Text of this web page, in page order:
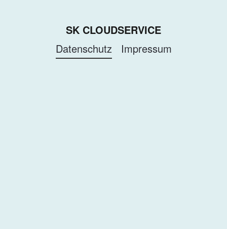
SK CLOUDSERVICE
Datenschutz
Impressum